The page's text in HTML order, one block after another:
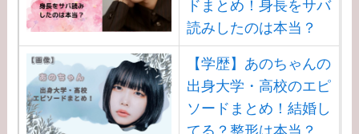
ドまとめ！身長をサバ
読みしたのは本当？
【学歴】あのちゃんの
出身大学・高校のエピ
ソードまとめ！結婚し